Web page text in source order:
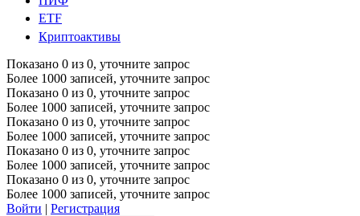
ETF
Криптоактивы
Показано 0 из 0, уточните запрос
Более 1000 записей, уточните запрос
Показано 0 из 0, уточните запрос
Более 1000 записей, уточните запрос
Показано 0 из 0, уточните запрос
Более 1000 записей, уточните запрос
Показано 0 из 0, уточните запрос
Более 1000 записей, уточните запрос
Показано 0 из 0, уточните запрос
Более 1000 записей, уточните запрос
Войти | Регистрация